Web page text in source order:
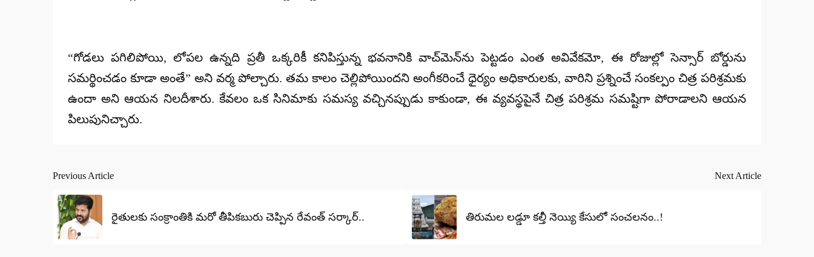
“గోడలు పగిలిపోయి, లోపల ఉన్నది ప్రతీ ఒక్కరికీ కనిపిస్తున్న భవనానికి వాచ్‌మెన్‌ను పెట్టడం ఎంత అవివేకమో, ఈ రోజుల్లో సెన్సార్ బోర్డును
సమర్థించడం కూడా అంతే” అని వర్మ పోల్చారు. తమ కాలం చెల్లిపోయిందని అంగీకరించే ధైర్యం అధికారులకు, వారిని ప్రశ్నించే సంకల్పం చిత్ర పరిశ్రమకు
ఉందా అని ఆయన నిలదీశారు. కేవలం ఒక సినిమాకు సమస్య వచ్చినప్పుడు కాకుండా, ఈ వ్యవస్థపైనే చిత్ర పరిశ్రమ సమష్టిగా పోరాడాలని ఆయన
పిలుపునిచ్చారు.
Post
navigation
Previous Article
రైతులకు సంక్రాంతికి మరో తీపికబురు చెప్పిన రేవంత్ సర్కార్..
Next Article
తిరుమల లడ్డూ కల్తీ నెయ్యి కేసులో సంచలనం..!